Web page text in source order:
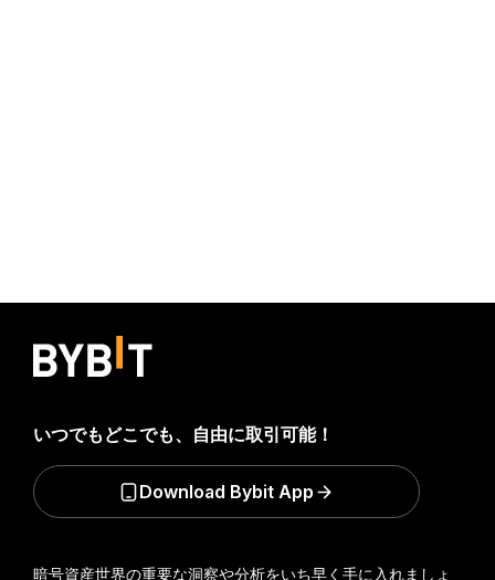
暗号資産世界の重要な洞察や分析をいち早く手に入れましょ
いつでもどこでも、自由に取引可能！
Download Bybit App